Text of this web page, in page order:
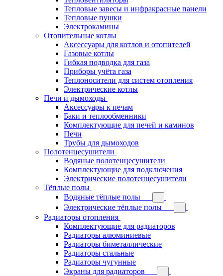
Тепловые завесы и инфракрасные панели
Тепловые пушки
Электрокамины
Отопительные котлы
Аксессуары для котлов и отопителей
Газовые котлы
Гибкая подводка для газа
Приборы учёта газа
Теплоносители для систем отопления
Электрические котлы
Печи и дымоходы
Аксессуары к печам
Баки и теплообменники
Комплектующие для печей и каминов
Печи
Трубы для дымоходов
Полотенцесушители
Водяные полотенцесушители
Комплектующие для подключения
Электрические полотенцесушители
Тёплые полы
Водяные тёплые полы
Электрические тёплые полы
Радиаторы отопления
Комплектующие для радиаторов
Радиаторы алюминиевые
Радиаторы биметаллические
Радиаторы стальные
Радиаторы чугунные
Экраны для радиаторов